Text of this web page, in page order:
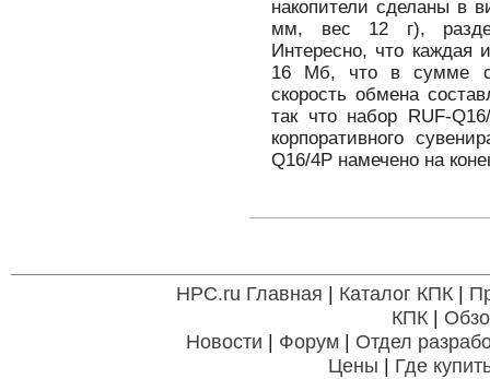
накопители сделаны в
мм, вес 12 г),
Интересно, что каждая
16 Мб, что в сумме
скорость обмена
так что набор RUF-
корпоративного
Q16/4P намечено на
HPC.ru Главная | Каталог КПК|
КПК|
Новости | Форум | Отдел
Цены | Где